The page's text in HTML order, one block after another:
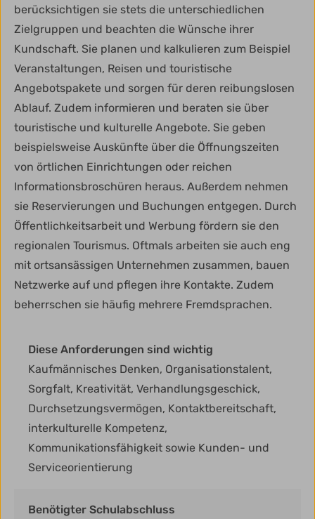
berücksichtigen sie stets die unterschiedlichen
Zielgruppen und beachten die Wünsche ihrer
Kundschaft. Sie planen und kalkulieren zum Beispiel
Veranstaltungen, Reisen und touristische
Angebotspakete und sorgen für deren reibungslosen
Ablauf. Zudem informieren und beraten sie über
touristische und kulturelle Angebote. Sie geben
beispielsweise Auskünfte über die Öffnungszeiten
von örtlichen Einrichtungen oder reichen
Informationsbroschüren heraus. Außerdem nehmen
sie Reservierungen und Buchungen entgegen. Durch
Öffentlichkeitsarbeit und Werbung fördern sie den
regionalen Tourismus. Oftmals arbeiten sie auch eng
mit ortsansässigen Unternehmen zusammen, bauen
Netzwerke auf und pflegen ihre Kontakte. Zudem
beherrschen sie häufig mehrere Fremdsprachen.
Diese Anforderungen sind wichtig
Kaufmännisches Denken, Organisationstalent,
Sorgfalt, Kreativität, Verhandlungsgeschick,
Durchsetzungsvermögen, Kontaktbereitschaft,
interkulturelle Kompetenz,
Kommunikationsfähigkeit sowie Kunden- und
Serviceorientierung
Benötigter Schulabschluss